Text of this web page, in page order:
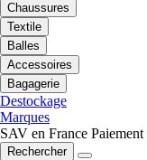
Chaussures
Textile
Balles
Accessoires
Bagagerie
Destockage
Marques
SAV en France Paiement
Rechercher